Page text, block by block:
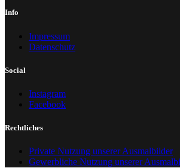
Info
Impressum
Datenschutz
Social
Instagram
Facebook
Rechtliches
Private Nutzung unserer Ausmalbilder
Gewerbliche Nutzung unserer